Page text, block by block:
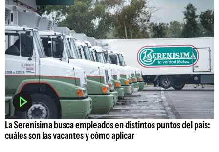
La Serenísima busca empleados en distintos puntos del país:
cuáles son las vacantes y cómo aplicar